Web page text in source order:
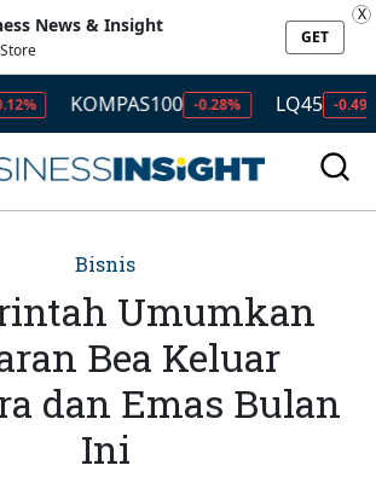
News & Insight GET
X
KOMPAS100 -0.28% LQ45 -0.49%
Bisnis
Umumkan
Bea Keluar
dan Emas Bulan
Ini